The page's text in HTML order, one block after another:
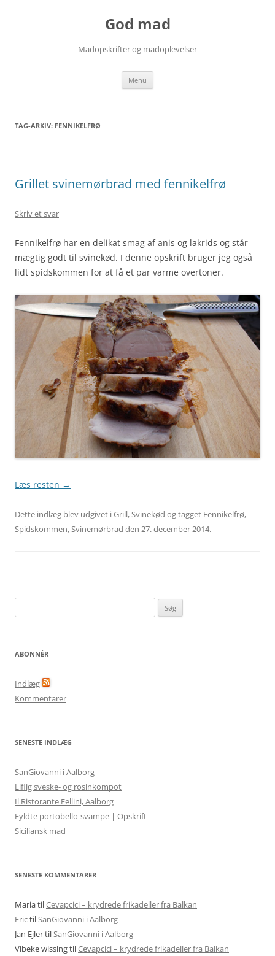
God mad
Madopskrifter og madoplevelser
Menu
TAG-ARKIV: FENNIKELFRØ
Grillet svinemørbrad med fennikelfrø
Skriv et svar
Fennikelfrø har en delikat smag af anis og lakrids og står
mægtig godt til svinekød. I denne opskrift bruger jeg også
lidt spidskommen for at få et par varme overtoner.
Læs resten →
Dette indlæg blev udgivet iGrill,Svinekød og tagget Fennikelfrø,
Spidskommen,Svinemørbrad den 27. december 2014.
efter:
ABONNÉR
Indlæg
Kommentarer
SENESTE INDLÆG
SanGiovanni i Aalborg
Liflig sveske- og rosinkompot
Il Ristorante Fellini, Aalborg
Fyldte portobello-svampe | Opskrift
Siciliansk mad
SENESTE KOMMENTARER
MariatilCevapcici – krydrede frikadeller fra Balkan
ErictilSanGiovanni i Aalborg
Jan EjlertilSanGiovanni i Aalborg
Vibeke wissingtilCevapcici – krydrede frikadeller fra Balkan